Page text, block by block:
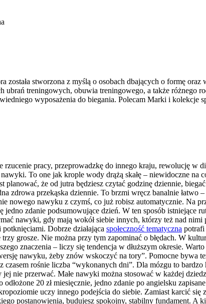
stworzona z myślą o osobach dbających o formę
treningowych, obuwia treningowego, a także różnego
wyposażenia do biegania. Polecam Marki i
rzucenie pracy, przeprowadzkę do innego kraju, rewolucję
To one jak krople wody drążą skałę – niewidoczne na
że od jutra będziesz czytać godzinę dziennie,
zdrowa przekąska dziennie. To brzmi wręcz banalnie łatwo
nowego nawyku z czymś, co już robisz automatycznie. Na
zdanie podsumowujące dzień. W ten sposób istniejące
nawyki, gdy mają wokół siebie innych, którzy też nad
Dobrze działająca społeczność tematyczna potrafi
grosze. Nie można przy tym zapominać o błędach. W
znaczenia – liczy się tendencja w dłuższym okresie.
nawyku, żeby znów wskoczyć na tory”. Pomocne bywa
rośnie liczba “wykonanych dni”. Dla mózgu to
nie przerwać. Małe nawyki można stosować w każdej
20 zł miesięcznie, jedno zdanie po angielsku
uczy innego podejścia do siebie. Zamiast karcić się
postanowienia, budujesz spokojny, stabilny fundament. A